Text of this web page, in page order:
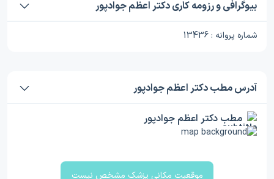
بیوگرافی و رزومه کاری دکتر اعظم جوادپور
شماره پروانه : 13436
آدرس مطب دکتر اعظم جوادپور
مطب دکتر اعظم جوادپور
موقعیت مکانی پزشک مشخص نیست